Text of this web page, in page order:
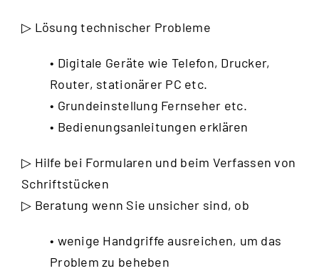
▷ Lösung technischer Probleme
• Digitale Geräte wie Telefon, Drucker,
Router, stationärer PC etc.
• Grundeinstellung Fernseher etc.
• Bedienungsanleitungen erklären
▷ Hilfe bei Formularen und beim Verfassen von
Schriftstücken
▷ Beratung wenn Sie unsicher sind, ob
• wenige Handgriffe ausreichen, um das
Problem zu beheben